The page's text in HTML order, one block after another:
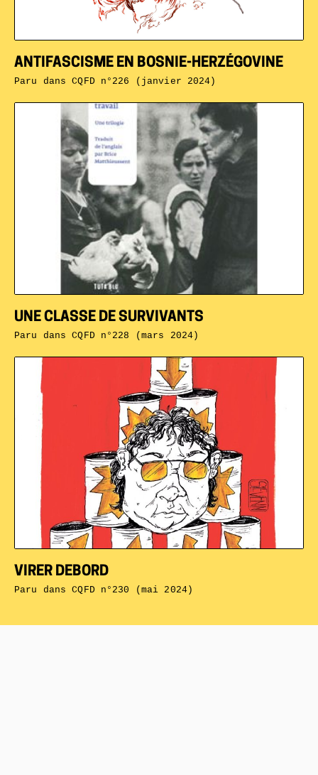
VIRER DEBORD
Paru dansCQFD n°230 (mai 2024)
UNE CLASSE DE SURVIVANTS
Paru dansCQFD n°228 (mars 2024)
ANTIFASCISME EN BOSNIE-HERZÉGOVINE
Paru dansCQFD n°226 (janvier 2024)